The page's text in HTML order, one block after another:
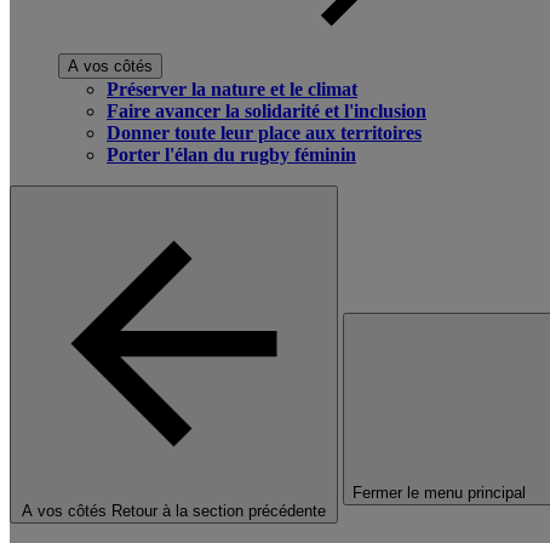
A vos côtés
Préserver la nature et le climat
Faire avancer la solidarité et l'inclusion
Donner toute leur place aux territoires
Porter l'élan du rugby féminin
A vos côtés Retour à la section précédente
Fermer le menu principal